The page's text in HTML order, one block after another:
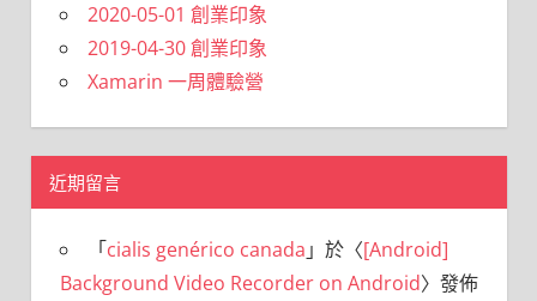
2020-05-01 創業印象
2019-04-30 創業印象
Xamarin 一周體驗營
近期留言
「cialis genérico canada 」於〈[Android]
Background Video Recorder on Android〉發佈